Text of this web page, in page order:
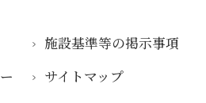
施設基準等の掲示事項
サイトマップ